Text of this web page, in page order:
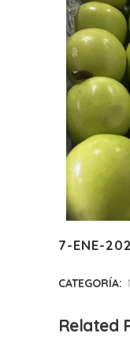
7-ENE-
CATEGORÍA:
Related